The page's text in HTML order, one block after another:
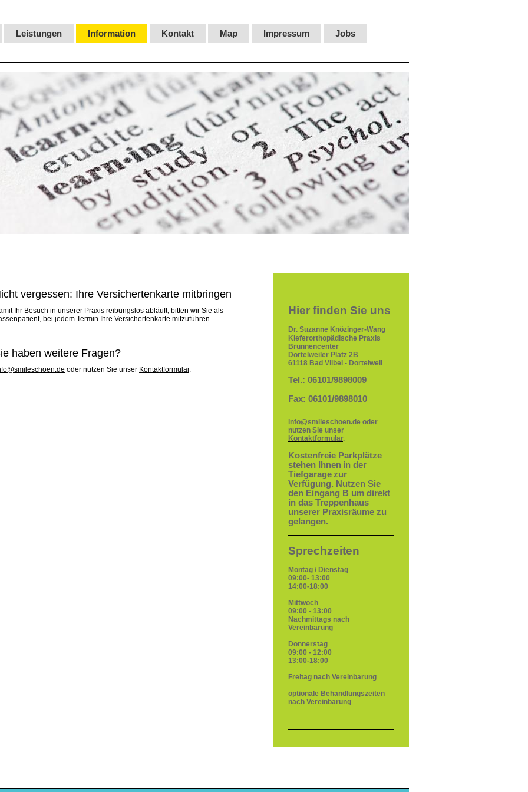
Leistungen Information Kontakt Map Impressum
Jobs
vergessen: Ihre Versichertenkarte mitbringen
Ihr Besuch in unserer Praxis reibungslos abläuft, bitten wir Sie als
bei jedem Termin Ihre Versichertenkarte mitzuführen.
haben weitere Fragen?
oder nutzen Sie unser Kontaktformular.
Hier finden Sie uns
Dr. Suzanne Knözinger-Wang
Kieferorthopädische Praxis
Brunnencenter
Dortelweiler Platz 2B
61118 Bad Vilbel - Dortelweil
Tel.: 06101/9898009
Fax: 06101/9898010
info@smileschoen.de oder
nutzen Sie unser
Kontaktformular.
Kostenfreie Parkplätze
stehen Ihnen in der
Tiefgaragezur
Verfügung. Nutzen Sie
den Eingang B um direkt
in das Treppenhaus
unserer Praxisräume zu
gelangen.
Sprechzeiten
Montag / Dienstag
09:00- 13:00
14:00-18:00
Mittwoch
09:00 - 13:00
Nachmittags nach
Vereinbarung
Donnerstag
09:00 - 12:00
13:00-18:00
Freitag nach Vereinbarung
optionale Behandlungszeiten
nach Vereinbarung